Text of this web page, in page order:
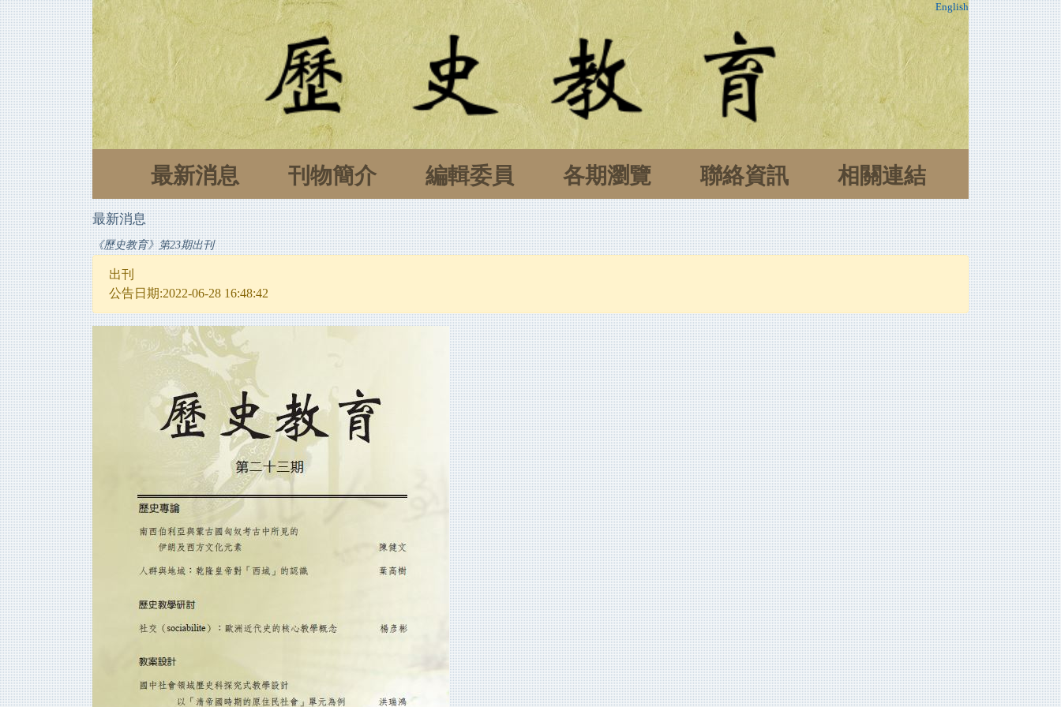
English
最新消息 刊物簡介 編輯委員 各期瀏覽 聯絡資訊 相關連結
最新消息
《歷史教育》第23期出刊
出刊
公告日期:2022-06-28 16:48:42